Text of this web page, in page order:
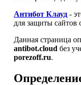
Антибот Клауд -
для защиты сайтов
Данная страница
antibot.cloud без
porezoff.ru.